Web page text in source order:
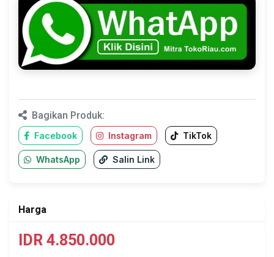
Bagikan Produk:
Facebook Instagram TikTok
WhatsApp Salin Link
Harga
IDR 4.850.000